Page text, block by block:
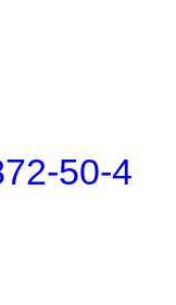
50-4